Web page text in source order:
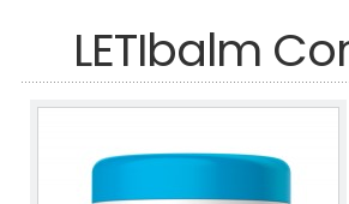
LETIbalm